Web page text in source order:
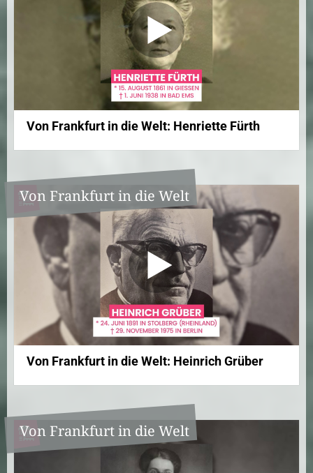
Von Frankfurt in die Welt: Henriette Fürth
Von Frankfurt in die Welt
Von Frankfurt in die Welt: Heinrich Grüber
Von Frankfurt in die Welt